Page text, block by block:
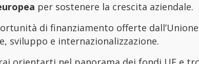
per sostenere la crescita aziendale.
di finanziamento offerte
sviluppo e internazionalizzazione.